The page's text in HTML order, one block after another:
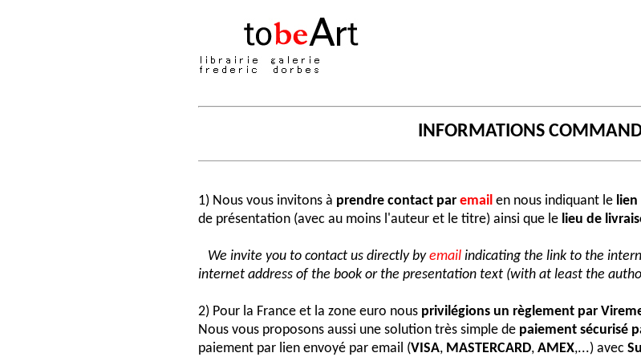
INFORMATIONS
1) Nous vous invitons à prendre contact par email en nous indiquant le lien
de présentation (avec au moins l'auteur et le titre) ainsi que le lieu de
We invite you to contact us directly byemail indicating the link to the
internet address of the book or the presentation text (with at least the
2) Pour la France et la zone euro nous privilégions un règlement par
Nous vous proposons aussi une solution très simple de paiement sécurisé
paiement par lien envoyé par email (VISA, MASTERCARD, AMEX,...) avec